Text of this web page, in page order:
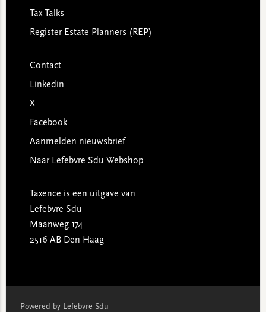
Tax Talks
Register Estate Planners (REP)
Contact
Linkedin
X
Facebook
Aanmelden nieuwsbrief
Naar Lefebvre Sdu Webshop
Taxence is een uitgave van
Lefebvre Sdu
Maanweg 174
2516 AB Den Haag
Powered by Lefebvre Sdu